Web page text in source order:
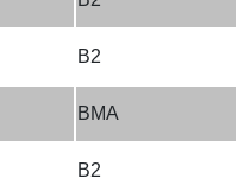
B2
BMA
B2